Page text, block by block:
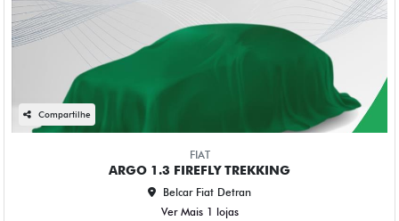
Compartilhe
FIAT
ARGO 1.3 FIREFLY TREKKING
Belcar Fiat Detran
Ver Mais 1 lojas